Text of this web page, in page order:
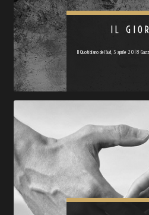
IL
Il Quotidiano del Sud, 3 aprile 2018